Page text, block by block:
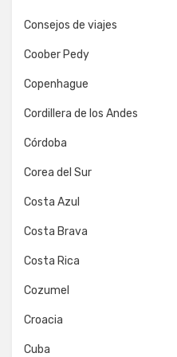
Consejos de viajes
Coober Pedy
Copenhague
Cordillera de los Andes
Córdoba
Corea del Sur
Costa Azul
Costa Brava
Costa Rica
Cozumel
Croacia
Cuba